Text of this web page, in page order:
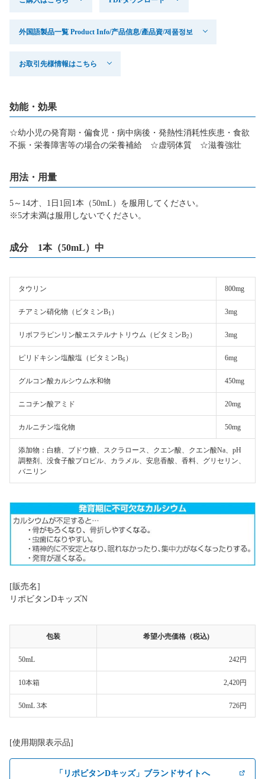
外国語製品一覧 Product Info/产品信息/產品資/제품정보
お取引先様情報はこちら
効能・効果
☆幼小児の発育期・偏食児・病中病後・発熱性消耗性疾患・食欲
不振・栄養障害等の場合の栄養補給 ☆虚弱体質 ☆滋養強壮
用法・用量
5～14才、1日1回1本（50mL）を服用してください。
※5才未満は服用しないでください。
成分 1本（50mL）中
タウリン 800mg
チアミン硝化物（ビタミンB1 ） 3mg
リボフラビンリン酸エステルナトリウム（ビタミンB2 ） 3mg
ピリドキシン塩酸塩（ビタミンB6） 6mg
グルコン酸カルシウム水和物 450mg
ニコチン酸アミド 20mg
カルニチン塩化物 50mg
添加物：白糖、ブドウ糖、スクラロース、クエン酸、クエン酸Na、pH
調整剤、没食子酸プロピル、カラメル、安息香酸、香料、グリセリン、
バニリン
[販売名]
リポビタンDキッズN
包装 希望小売価格（税込)
50mL 242円
10本箱 2,420円
50mL 3本 726円
[使用期限表示品]
「リポビタンDキッズ」ブランドサイトへ